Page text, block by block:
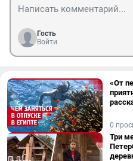
Гость
Войти
«От
0
Три